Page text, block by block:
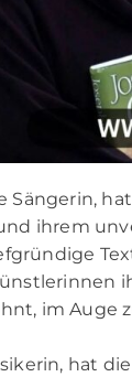
ihrem
im Auge
hat